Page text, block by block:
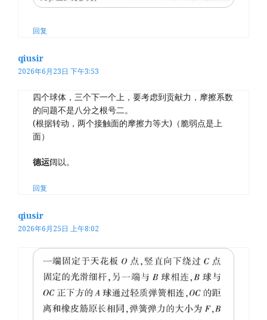
回复
qiusir
2026年6月23日 下午3:53
四个球体，三个下一个上，要考虑到贡献力，摩擦系数
的问题不是八分之根号二。
(根据转动，两个接触面的摩擦力等大)（脆弱点是上
面）
德运阔以。
回复
qiusir
2026年6月25日 上午8:02